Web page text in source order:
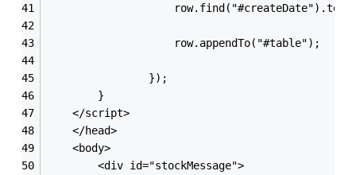
		        	row.appendTo("#table");
		        });
    	}
    </script>
	</head>
	<body>
		<div id="stockMessage">